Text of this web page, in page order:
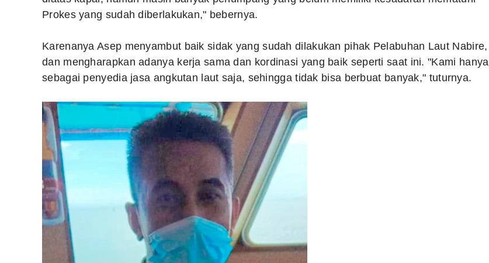
Prokes yang sudah diberlakukan," bebernya.
Karenanya Asep menyambut baik sidak yang sudah dilakukan pihak Pelabuhan Laut Nabire,
dan mengharapkan adanya kerja sama dan kordinasi yang baik seperti saat ini."Kami hanya
sebagai penyedia jasa angkutan laut saja, sehingga tidak bisa berbuat banyak," tuturnya.